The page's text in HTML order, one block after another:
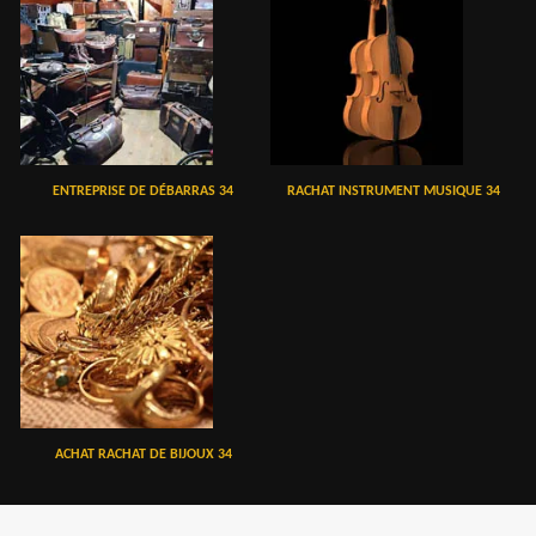
ENTREPRISE DE DÉBARRAS 34 RACHAT INSTRUMENT MUSIQUE 34
ACHAT RACHAT DE BIJOUX 34